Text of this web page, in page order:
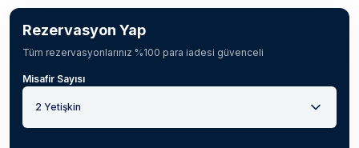
Rezervasyon Yap
Tüm rezervasyonlarınız %100 para iadesi güvenceli
Misafir Sayısı
2 Yetişkin